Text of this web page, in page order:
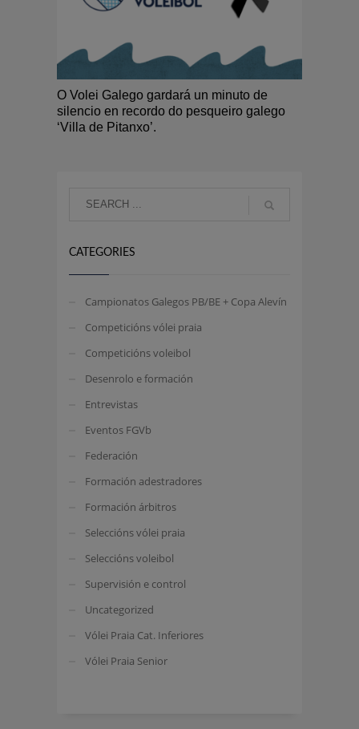
O Volei Galego gardará un minuto de
silencio en recordo do pesqueiro galego
‘Villa de Pitanxo’.
CATEGORIES
Campionatos Galegos PB/BE + Copa Alevín
Competicións vólei praia
Competicións voleibol
Desenrolo e formación
Entrevistas
Eventos FGVb
Federación
Formación adestradores
Formación árbitros
Seleccións vólei praia
Seleccións voleibol
Supervisión e control
Uncategorized
Vólei Praia Cat. Inferiores
Vólei Praia Senior